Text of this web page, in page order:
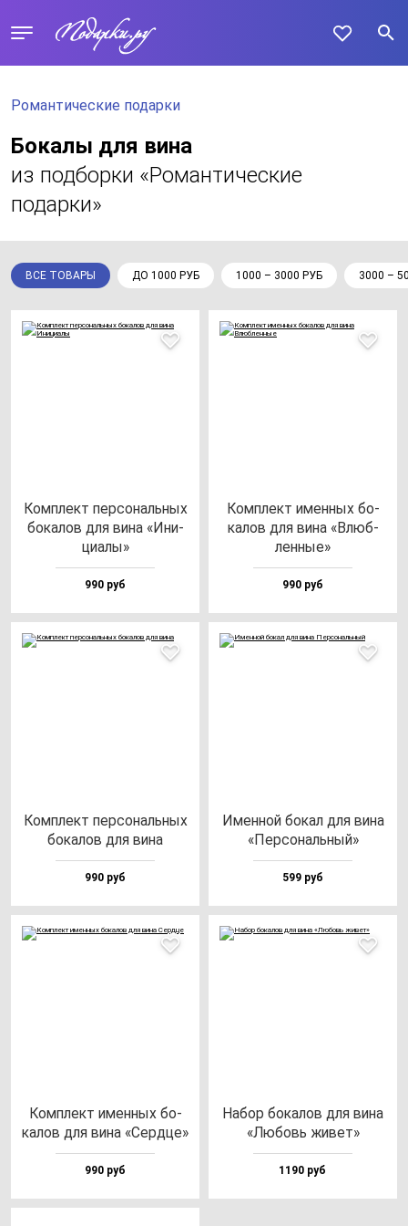
Романтические подарки
Бокалы для вина
из подборки «Романтические
подарки»
ВСЕ ТОВАРЫ ДО 1000 РУБ 1000 – 3000 РУБ 3000 –
Ком­плект пер­со­наль­ных
бо­ка­лов для ви­на «Ини­
ци­алы»
990 руб
Ком­плект имен­ных бо­
ка­лов для ви­на «Влюб­
лен­ные»
990 руб
Ком­плект пер­со­наль­ных
бо­ка­лов для ви­на
990 руб
Имен­ной бо­кал для ви­на
«Пер­со­наль­ный»
599 руб
Ком­плект имен­ных бо­
ка­лов для ви­на «Сер­дце»
990 руб
Набор бо­ка­лов для ви­на
«Любовь жи­вет»
1190 руб